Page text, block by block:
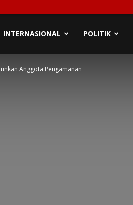
INTERNASIONAL POLITIK
Anggota Pengamanan